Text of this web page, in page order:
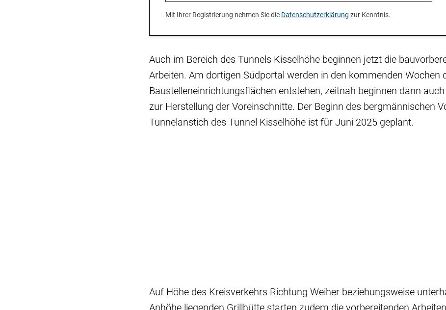
Mit Ihrer Registrierung nehmen Sie die Datenschutzerklärung zur Kenntnis.
Auch im Bereich des Tunnels Kisselhöhe beginnen jetzt die
Arbeiten. Am dortigen Südportal werden in den kommenden Wochen
Baustelleneinrichtungsflächen entstehen, zeitnah beginnen dann
zur Herstellung der Voreinschnitte. Der Beginn des bergmännischen
Tunnelanstich des Tunnel Kisselhöhe ist für Juni 2025 geplant.
Auf Höhe des Kreisverkehrs Richtung Weiher beziehungsweise
Anhöhe liegenden Grillhütte starten zudem die vorbereitenden